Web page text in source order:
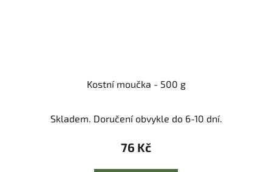
Kostní moučka - 500 g
Skladem. Doručení obvykle do 6-10 dní.
76 Kč